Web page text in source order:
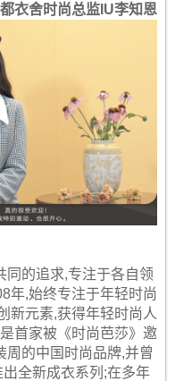
舍时尚总监IU李知恩
同的追求,专注于各自领
年,始终专注于年轻时尚
新元素,获得年轻时尚人
首家被《时尚芭莎》邀
周的中国时尚品牌,并曾
全新成衣系列;在多年